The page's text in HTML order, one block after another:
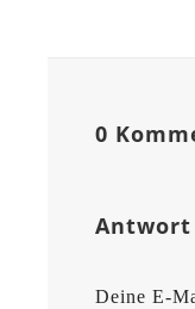
0
Deine E-